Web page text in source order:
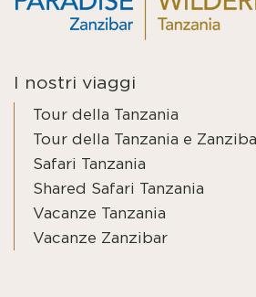
I nostri viaggi
Tour della Tanzania
Tour della Tanzania e
Safari Tanzania
Shared Safari Tanzania
Vacanze Tanzania
Vacanze Zanzibar